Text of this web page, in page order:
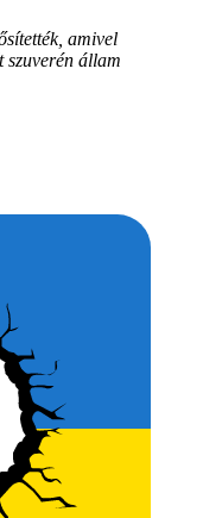
amivel
szuverén állam